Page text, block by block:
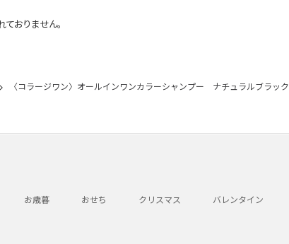
おりません。
〈コラージワン〉オールインワンカラーシャンプー ナチュラルブラック
お歳暮 おせち クリスマス バレンタイン